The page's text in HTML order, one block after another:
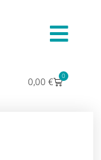
0,00 € 0